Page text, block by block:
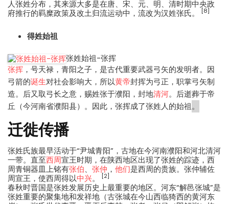
人张姓分布，其来源大多是在唐、宋、元、明、清时期中央政
府推行的羁糜政策及改土归流运动中，流改为汉姓张氏。
[8]
得姓始祖
张姓始祖-张挥
张挥 ，号天禄，青阳之子，是古代重要武器弓矢的发明者。因
弓箭的诞生对社会影响大，所以黄帝封挥为弓正，职掌弓矢制
造。后又取弓长之意，赐姓张于濮阳，封地清河。后逝葬于帝
丘（今河南省濮阳县）。因此，张挥成了张姓人的始祖。
迁徙传播
张姓氏族最早活动于“尹城青阳”，古地在今河南濮阳和河北清河
一带。直至西周宣王时期，在陕西地区出现了张姓的踪迹，西
周青铜器皿上铭有张伯、 张仲 ， 他们是西周的贵族。张仲辅佐
周宣王，使西周得以中兴。 [2]
春秋时晋国是张姓发展历史上最重要的地区。河东“解邑张城”是
张姓重要的聚集地和发祥地（古张城在今山西临猗西的黄河东